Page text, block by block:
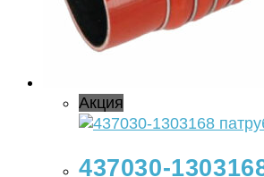
Акция
437030-